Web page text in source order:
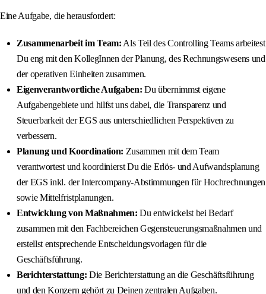
Eine Aufgabe, die herausfordert:
Zusammenarbeit im Team: Als Teil des Controlling Teams arbeitest
Du eng mit den KollegInnen der Planung, des Rechnungswesens und
der operativen Einheiten zusammen.
Eigenverantwortliche Aufgaben: Du übernimmst eigene
Aufgabengebiete und hilfst uns dabei, die Transparenz und
Steuerbarkeit der EGS aus unterschiedlichen Perspektiven zu
verbessern.
Planung und Koordination: Zusammen mit dem Team
verantwortest und koordinierst Du die Erlös- und Aufwandsplanung
der EGS inkl. der Intercompany-Abstimmungen für Hochrechnungen
sowie Mittelfristplanungen.
Entwicklung von Maßnahmen: Du entwickelst bei Bedarf
zusammen mit den Fachbereichen Gegensteuerungsmaßnahmen und
erstellst entsprechende Entscheidungsvorlagen für die
Geschäftsführung.
Berichterstattung: Die Berichterstattung an die Geschäftsführung
und den Konzern gehört zu Deinen zentralen Aufgaben.